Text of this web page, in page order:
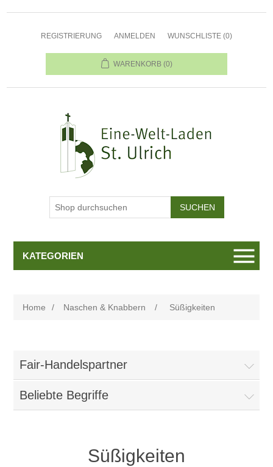
REGISTRIERUNG ANMELDEN WUNSCHLISTE (0)
WARENKORB (0)
KATEGORIEN
Home / Naschen & Knabbern / Süßigkeiten
Fair-Handelspartner
Beliebte Begriffe
Süßigkeiten